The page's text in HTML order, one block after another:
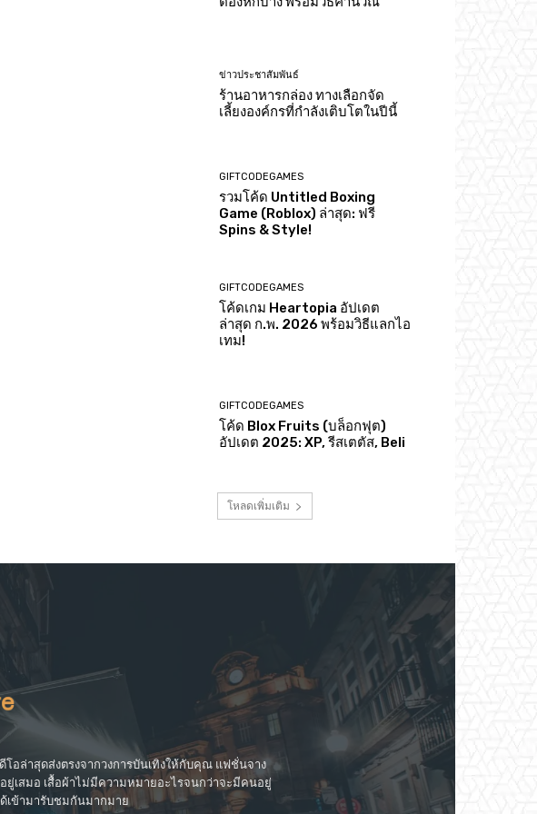
ข่าวประชาสัมพันธ์
ร้านอาหารกล่อง ทางเลือกจัด
เลี้ยงองค์กรที่กำลังเติบโตในปีนี้
GIFTCODEGAMES
รวมโค้ด Untitled Boxing
Game (Roblox) ล่าสุด: ฟรี
Spins & Style!
GIFTCODEGAMES
โค้ดเกม Heartopia อัปเดต
ล่าสุด ก.พ. 2026 พร้อมวิธีแลกไอ
เทม!
GIFTCODEGAMES
โค้ด Blox Fruits (บล็อกฟุต)
อัปเดต 2025: XP, รีสเตตัส, Beli
โหลดเพิ่มเติม
อล่าสุดส่งตรงจากวงการบันเทิงให้กับคุณ แฟชั่นจาง
ยู่เสมอ เสื้อผ้าไม่มีความหมายอะไรจนกว่าจะมีคนอยู่
เข้ามารับชมกันมากมาย